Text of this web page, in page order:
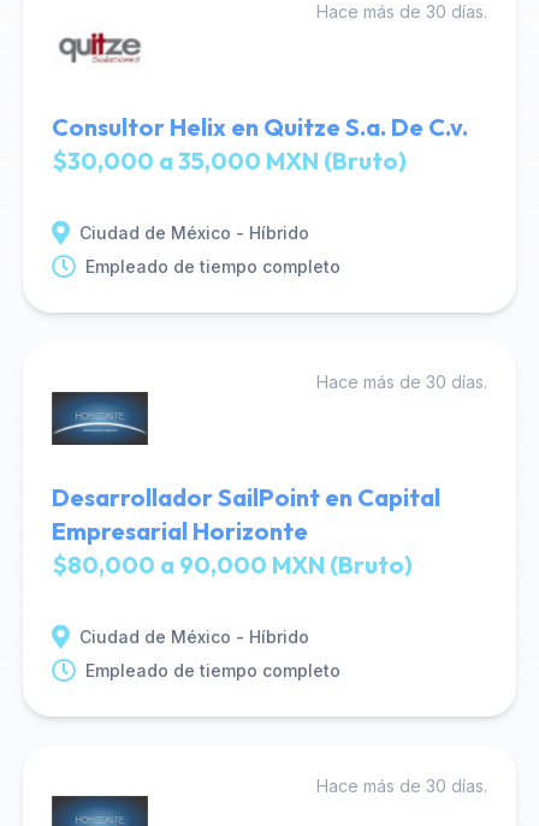
Hace más de 30 días.
Consultor Helix en Quitze S.a. De C.v.
$30,000 a 35,000 MXN (Bruto)
Ciudad de México - Híbrido
Empleado de tiempo completo
Hace más de 30 días.
Desarrollador SailPoint en Capital
Empresarial Horizonte
$80,000 a 90,000 MXN (Bruto)
Ciudad de México - Híbrido
Empleado de tiempo completo
Hace más de 30 días.